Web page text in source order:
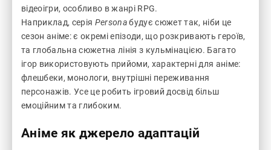
відеоігри, особливо в жанрі RPG.
Наприклад, серія Personaбудує сюжет так, ніби це
сезон аніме: є окремі епізоди, що розкривають героїв,
та глобальна сюжетна лінія з кульмінацією. Багато
ігор використовують прийоми, характерні для аніме:
флешбеки, монологи, внутрішні переживання
персонажів. Усе це робить ігровий досвід більш
емоційним та глибоким.
Аніме як джерело адаптацій